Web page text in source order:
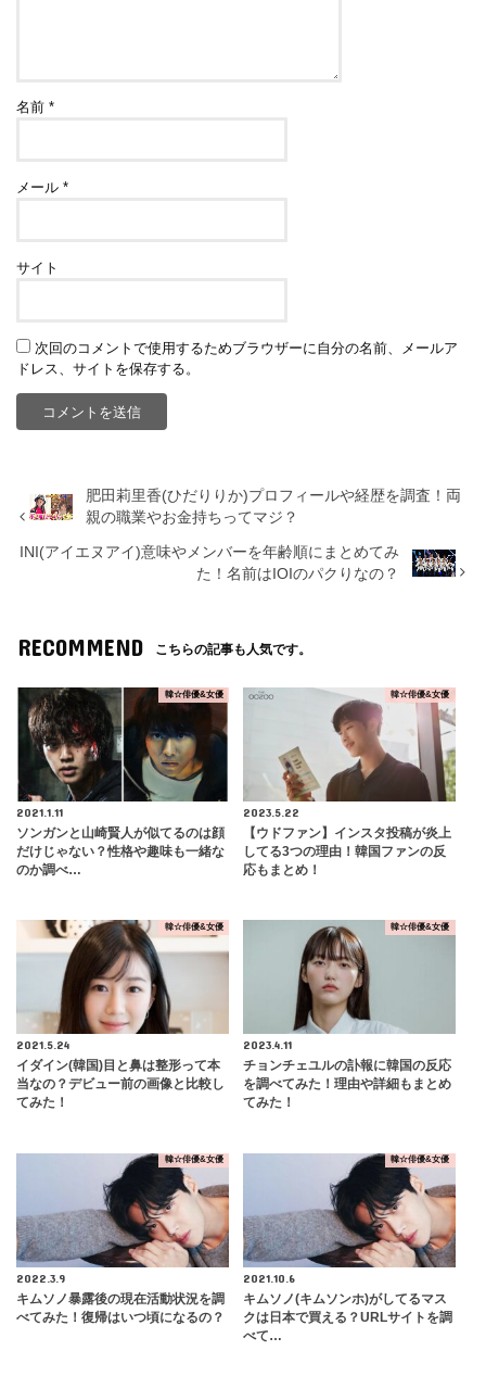
名前*
メール*
サイト
次回のコメントで使用するためブラウザーに自分の名前、メールア
ドレス、サイトを保存する。
肥田莉里香(ひだりりか)プロフィールや経歴を調査！両
親の職業やお金持ちってマジ？
INI(アイエヌアイ)意味やメンバーを年齢順にまとめてみ
た！名前はIOIのパクりなの？
RECOMMEND こちらの記事も人気です。
韓☆俳優&女優
2021.1.11
ソンガンと山崎賢人が似てるのは顔
だけじゃない？性格や趣味も一緒な
のか調べ…
韓☆俳優&女優
2023.5.22
【ウドファン】インスタ投稿が炎上
してる3つの理由！韓国ファンの反
応もまとめ！
韓☆俳優&女優
2021.5.24
イダイン(韓国)目と鼻は整形って本
当なの？デビュー前の画像と比較し
てみた！
韓☆俳優&女優
2023.4.11
チョンチェユルの訃報に韓国の反応
を調べてみた！理由や詳細もまとめ
てみた！
韓☆俳優&女優
2022.3.9
キムソノ暴露後の現在活動状況を調
べてみた！復帰はいつ頃になるの？
韓☆俳優&女優
2021.10.6
キムソノ(キムソンホ)がしてるマス
クは日本で買える？URLサイトを調
べて…